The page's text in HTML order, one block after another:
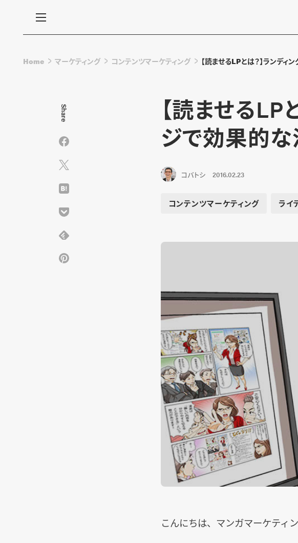
Home マーケティング コンテンツマーケティング 【読ませるLPとは？】ランデ
【読ませるLP
ジで効果的
コバトシ 2016.02.23
コンテンツマーケティング ライ
こんにちは、マンガマーケティ
Share